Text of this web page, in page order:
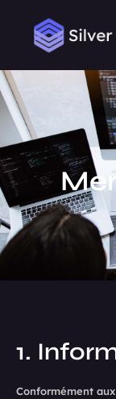
1.
Conformément